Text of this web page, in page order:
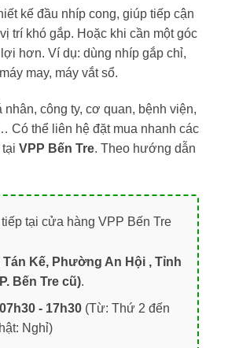
kế đầu nhíp cong, giúp tiếp cận
trí khó gắp. Hoặc khi cần một góc
hơn. Ví dụ: dùng nhíp gắp chỉ,
may, máy vắt sổ.
nhân, công ty, cơ quan, bệnh viện,
Có thể liên hệ đặt mua nhanh các
VPP Bến Tre. Theo hướng dẫn
tại cửa hàng VPP Bến Tre
Kế, Phường An Hội , Tỉnh
Bến Tre cũ).
07h30 - 17h30(Từ: Thứ 2 đến
Nghỉ)